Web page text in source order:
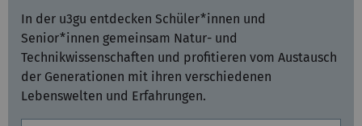
In der u3gu entdecken Schüler*innen und
Senior*innen gemeinsam Natur- und
Technikwissenschaften und profitieren vom Austausch
der Generationen mit ihren verschiedenen
Lebenswelten und Erfahrungen.